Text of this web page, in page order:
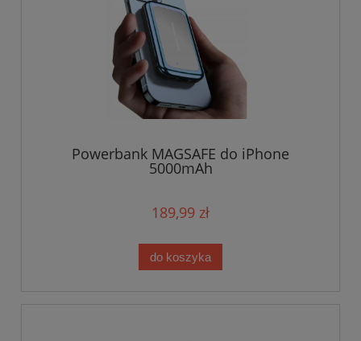
Powerbank MAGSAFE do iPhone
5000mAh
189,99 zł
do koszyka